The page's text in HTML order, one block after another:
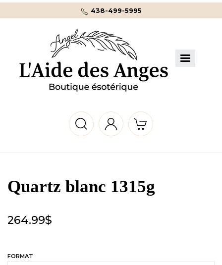
438-499-5995
Quartz blanc 1315g
264.99$
FORMAT